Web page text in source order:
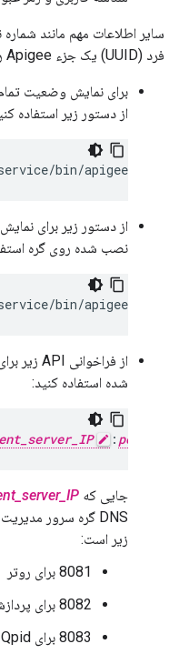
فرد (UUID) یک جزء Apigee را می توان به شرح زیر یافت:
از دستور زیر استفاده
bin/apigee-all
نصب شده روی گره
bin/apigee-all
شده استفاده کنید:
: port_num
جایی که
DNS گره سرور مدیریت است و
زیر است:
8081 برای روتر
8082 برای پردازشگر پیام
8083 برای Qpid